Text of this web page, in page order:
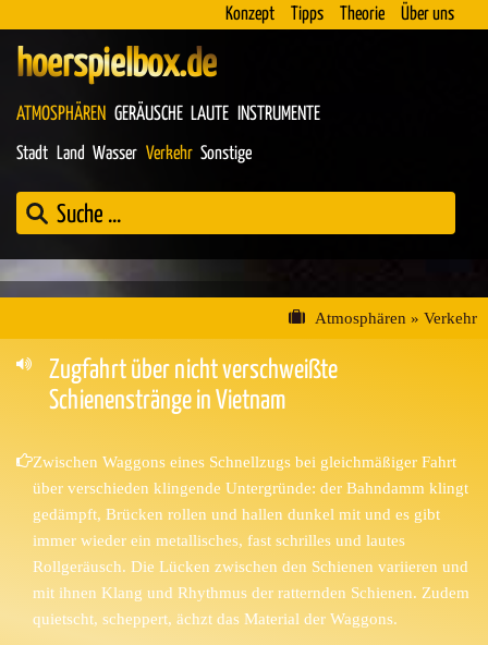
Konzept Tipps Theorie Über uns
hoerspielbox.de
ATMOSPHÄREN GERÄUSCHE LAUTE INSTRUMENTE
Stadt Land Wasser Verkehr Sonstige
Atmosphären » Verkehr
Zugfahrt über nicht verschweißte
Schienenstränge in Vietnam
Zwischen Waggons eines Schnellzugs bei gleichmäßiger Fahrt
über verschieden klingende Untergründe: der Bahndamm klingt
gedämpft, Brücken rollen und hallen dunkel mit und es gibt
immer wieder ein metallisches, fast schrilles und lautes
Rollgeräusch. Die Lücken zwischen den Schienen variieren und
mit ihnen Klang und Rhythmus der ratternden Schienen. Zudem
quietscht, scheppert, ächzt das Material der Waggons.